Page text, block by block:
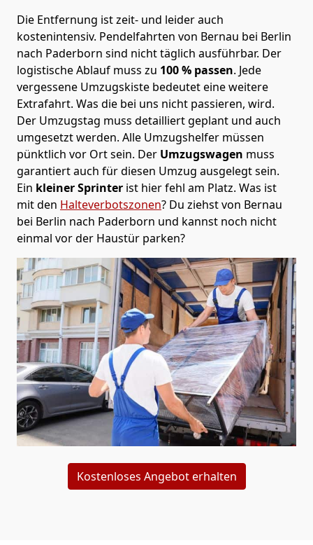
Die Entfernung ist zeit- und leider auch
kostenintensiv. Pendelfahrten von Bernau bei Berlin
nach Paderborn sind nicht täglich ausführbar. Der
logistische Ablauf muss zu 100 % passen. Jede
vergessene Umzugskiste bedeutet eine weitere
Extrafahrt. Was die bei uns nicht passieren, wird.
Der Umzugstag muss detailliert geplant und auch
umgesetzt werden. Alle Umzugshelfer müssen
pünktlich vor Ort sein. Der Umzugswagen muss
garantiert auch für diesen Umzug ausgelegt sein.
Ein kleiner Sprinter ist hier fehl am Platz. Was ist
mit den Halteverbotszonen? Du ziehst von Bernau
bei Berlin nach Paderborn und kannst noch nicht
einmal vor der Haustür parken?
Kostenloses Angebot erhalten